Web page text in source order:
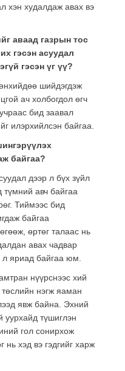
хэн худалдаж авах вэ
аваад газрын тос
гэсэн асуудал
гэсэн үг үү?
шийдэгдэж
ач холбогдол өгч
бид заавал
илэрхийлсэн байгаа.
байгаа?
дээр л бүх зүйл
авч байгаа
Тиймээс бид
байгаа
өртөг талаас нь
авах чадвар
яриад байгаа юм.
нүүрснээс хий
төслийн нэгж яаман
явж байна. Эхний
уурхайд түшиглэн
гол сонирхож
нь хэд вэ гэдгийг харж